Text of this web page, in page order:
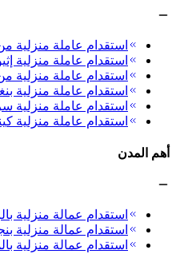
استقدام عاملة منزلية
استقدام عاملة منزلية
استقدام عاملة منزلية من
استقدام عاملة منزلية
استقدام عاملة منزلية
استقدام عاملة منزلية
أهم المدن
استقدام عمالة منزلية
استقدام عمالة منزلية
استقدام عمالة منزلية